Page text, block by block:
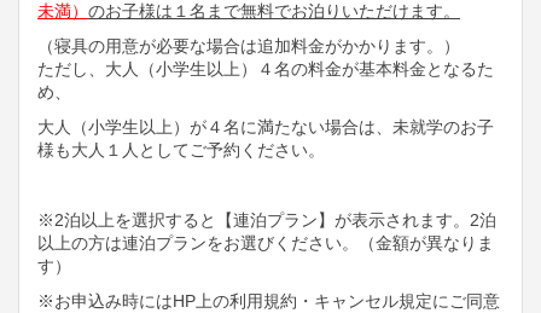
未満） のお子様は１名まで無料でお泊りいただけます。
（寝具の用意が必要な場合は追加料金がかかります。）
ただし、大人（小学生以上）４名の料金が基本料金となるた
め、
大人（小学生以上）が４名に満たない場合は、未就学のお子
様も大人１人としてご予約ください。
※2泊以上を選択すると【連泊プラン】が表示されます。2泊
以上の方は連泊プランをお選びください。（金額が異なりま
す）
※お申込み時にはHP上の利用規約・キャンセル規定にご同意